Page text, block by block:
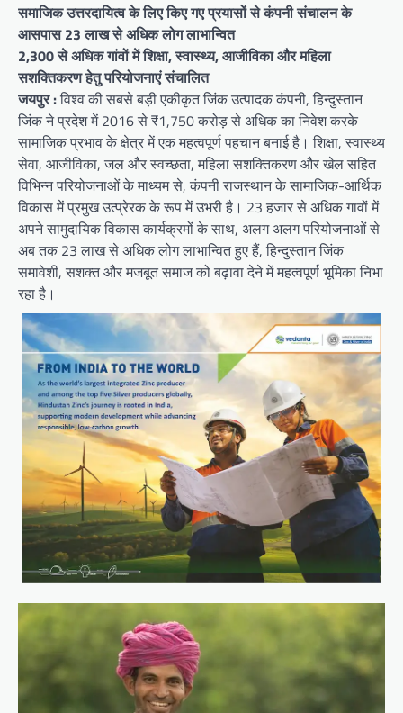
समाजिक उत्तरदायित्व के लिए किए गए प्रयासों से कंपनी संचालन के
आसपास 23 लाख से अधिक लोग लाभान्वित
2,300 से अधिक गांवों में शिक्षा, स्वास्थ्य, आजीविका और महिला
सशक्तिकरण हेतु परियोजनाएं संचालित
जयपुर :विश्व की सबसे बड़ी एकीकृत जिंक उत्पादक कंपनी, हिन्दुस्तान
जिंक ने प्रदेश में 2016 से ₹1,750 करोड़ से अधिक का निवेश करके
सामाजिक प्रभाव के क्षेत्र में एक महत्वपूर्ण पहचान बनाई है। शिक्षा, स्वास्थ्य
सेवा, आजीविका, जल और स्वच्छता, महिला सशक्तिकरण और खेल सहित
विभिन्न परियोजनाओं के माध्यम से, कंपनी राजस्थान के सामाजिक-आर्थिक
विकास में प्रमुख उत्प्रेरक के रूप में उभरी है। 23 हजार से अधिक गावों में
अपने सामुदायिक विकास कार्यक्रमों के साथ, अलग अलग परियोजनाओं से
अब तक 23 लाख से अधिक लोग लाभान्वित हुए हैं, हिन्दुस्तान जिंक
समावेशी, सशक्त और मजबूत समाज को बढ़ावा देने में महत्वपूर्ण भूमिका निभा
रहा है।